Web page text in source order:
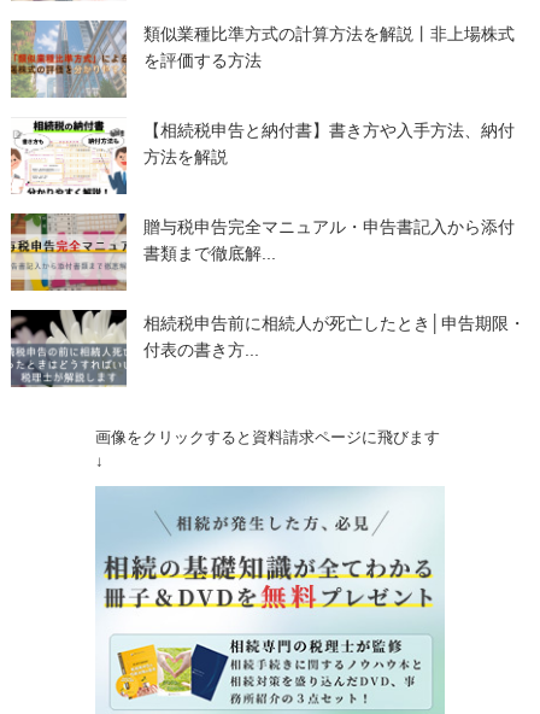
類似業種比準方式の計算方法を解説丨非上場株式
を評価する方法
【相続税申告と納付書】書き方や入手方法、納付
方法を解説
贈与税申告完全マニュアル・申告書記入から添付
書類まで徹底解...
相続税申告前に相続人が死亡したとき│申告期限・
付表の書き方...
画像をクリックすると資料請求ページに飛びます
↓